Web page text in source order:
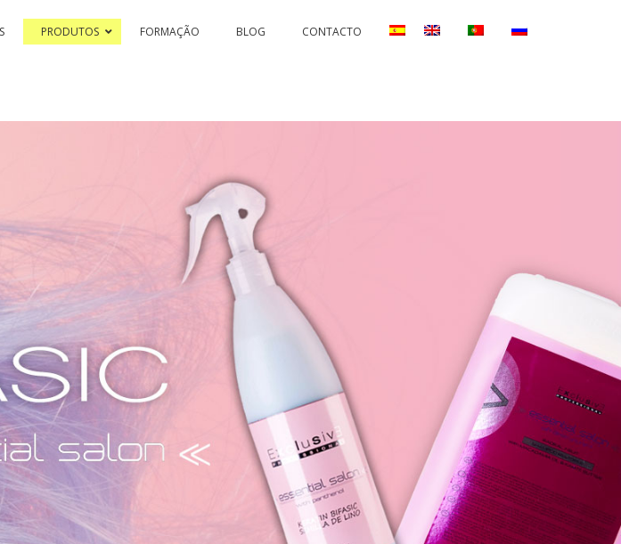
PRODUTOS
BLEACHING AND CORRECTIONS
FORMAÇÃO BLOG CONTACTO